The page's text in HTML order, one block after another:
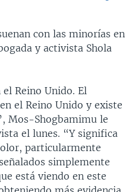
con las minorías en
y activista Shola
Reino Unido. El
el Reino Unido y existe
Mos-Shogbamimu le
el lunes. “Y significa
particularmente
simplemente
está viendo en este